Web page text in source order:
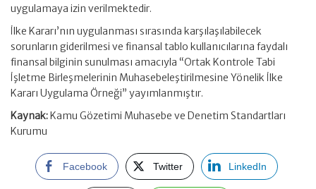
uygulamaya izin verilmektedir.
İlke Kararı’nın uygulanması sırasında karşılaşılabilecek
sorunların giderilmesi ve finansal tablo kullanıcılarına faydalı
finansal bilginin sunulması amacıyla “Ortak Kontrole Tabi
İşletme Birleşmelerinin Muhasebeleştirilmesine Yönelik İlke
Kararı Uygulama Örneği” yayımlanmıştır.
Kaynak:Kamu Gözetimi Muhasebe ve Denetim Standartları
Kurumu
Facebook Twitter LinkedIn